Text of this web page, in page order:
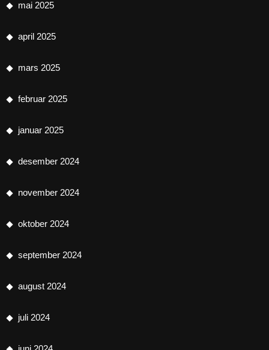
mai 2025
april 2025
mars 2025
februar 2025
januar 2025
desember 2024
november 2024
oktober 2024
september 2024
august 2024
juli 2024